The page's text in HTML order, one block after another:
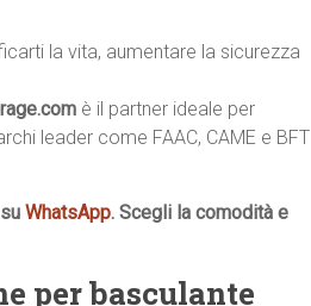
la vita, aumentare la sicurezza
è il partner ideale per
leader come FAAC, CAME e BFT
WhatsApp. Scegli la comodità e
per basculante